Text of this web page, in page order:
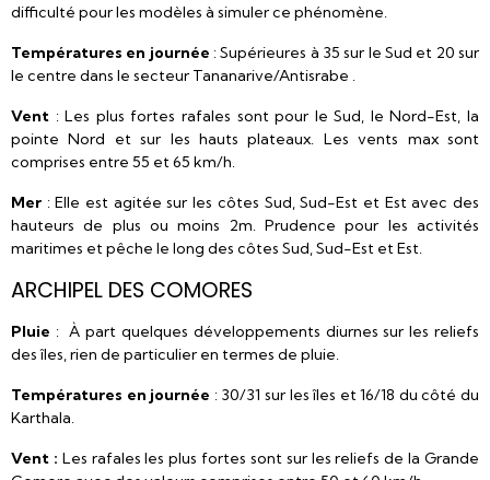
difficulté pour les modèles à simuler ce phénomène.
Températures en journée : Supérieures à 35 sur le Sud et 20 sur
le centre dans le secteur Tananarive/Antisrabe .
Vent : Les plus fortes rafales sont pour le Sud, le Nord-Est, la
pointe Nord et sur les hauts plateaux. Les vents max sont
comprises entre 55 et 65 km/h.
Mer : Elle est agitée sur les côtes Sud, Sud-Est et Est avec des
hauteurs de plus ou moins 2m. Prudence pour les activités
maritimes et pêche le long des côtes Sud, Sud-Est et Est.
ARCHIPEL DES COMORES
Pluie : À part quelques développements diurnes sur les reliefs
des îles, rien de particulier en termes de pluie.
Températures en journée : 30/31 sur les îles et 16/18 du côté du
Karthala.
Vent : Les rafales les plus fortes sont sur les reliefs de la Grande